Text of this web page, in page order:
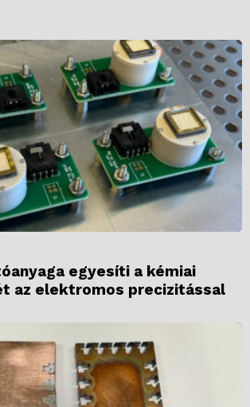
egyesíti a kémiai
az elektromos precizitással